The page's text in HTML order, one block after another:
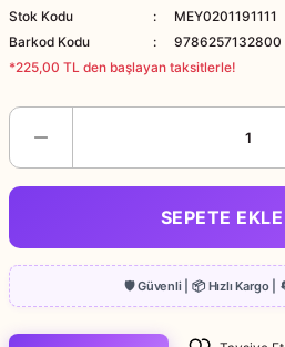
Stok Kodu
MEY0201191111
Barkod Kodu
9786257132800
*225,00 TL den başlayan taksitlerle!
SEPETE EKLE